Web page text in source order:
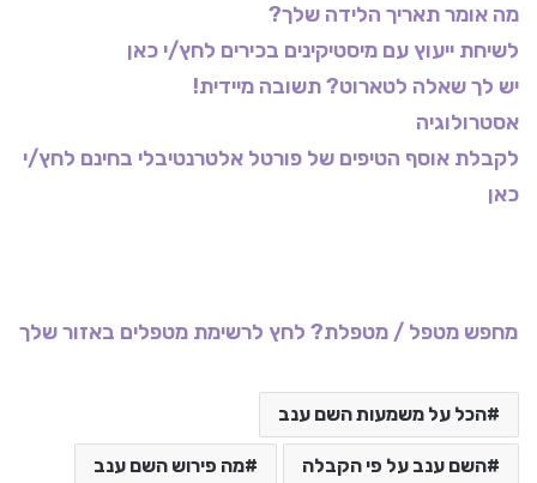
מה אומר תאריך הלידה שלך?
לשיחת ייעוץ עם מיסטיקינים בכירים לחץ/י כאן
יש לך שאלה לטארוט? תשובה מיידית!
אסטרולוגיה
לקבלת אוסף הטיפים של פורטל אלטרנטיבלי בחינם לחץ/י
כאן
מחפש מטפל / מטפלת? לחץ לרשימת מטפלים באזור שלך
הכל על משמעות השם ענב
השם ענב על פי הקבלה מה פירוש השם ענב